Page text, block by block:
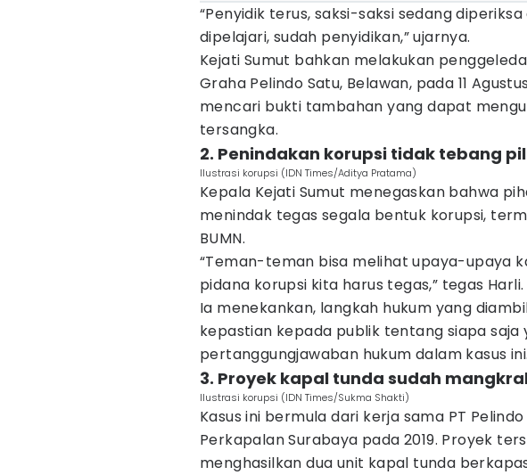
“Penyidik terus, saksi-saksi sedang
dipelajari, sudah penyidikan,” ujarnya.
Kejati Sumut bahkan melakukan
Graha Pelindo Satu, Belawan, pada 11
mencari bukti tambahan yang dapat
tersangka.
2. Penindakan korupsi tidak tebang
Ilustrasi korupsi (IDN Times/Aditya Pratama)
Kepala Kejati Sumut menegaskan bahwa
menindak tegas segala bentuk korupsi,
BUMN.
“Teman-teman bisa melihat upaya-upaya
pidana korupsi kita harus tegas,” tegas Harli.
Ia menekankan, langkah hukum yang
kepastian kepada publik tentang siapa saja
pertanggungjawaban hukum dalam kasus ini.
3. Proyek kapal tunda sudah
Ilustrasi korupsi (IDN Times/Sukma Shakti)
Kasus ini bermula dari kerja sama PT
Perkapalan Surabaya pada 2019. Proyek
menghasilkan dua unit kapal tunda